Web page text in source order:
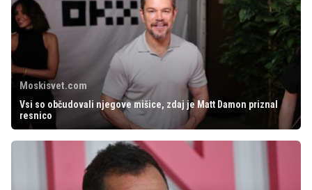
Moskisvet.com
Vsi so občudovali njegove mišice, zdaj je Matt Damon priznal
resnico